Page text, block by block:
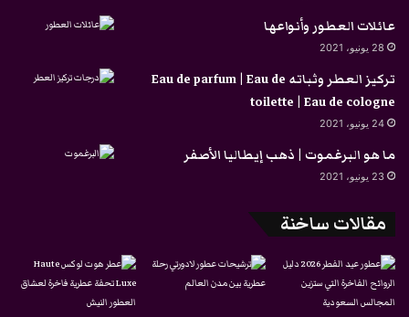
عائلات العطور وأنواعها
28 يونيو، 2021
تركيز العطر وثباته Eau de parfum | Eau de
toilette | Eau de cologne
24 يونيو، 2021
ما هو البرغموت | ذهب إيطاليا الأصفر
23 يونيو، 2021
مقالات ساخنة